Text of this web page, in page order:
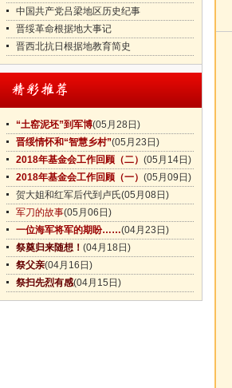
中国共产党吕梁地区历史纪事
晋绥革命根据地大事记
晋西北抗日根据地教育简史
“土窑泥坯”到军博(05月28日)
晋绥情怀和“智慧乡村”(05月23日)
2018年基金会工作回顾（二） (05月14日)
2018年基金会工作回顾（一） (05月09日)
贺大姐和红军后代到卢氏(05月08日)
军刀的故事(05月06日)
一位海军将军的期盼……(04月23日)
祭奠归来随想！ (04月18日)
祭父亲(04月16日)
祭扫先烈有感(04月15日)